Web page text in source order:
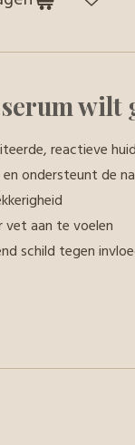
wilt
reactieve huid
ondersteunt de
vet aan te voelen
schild tegen